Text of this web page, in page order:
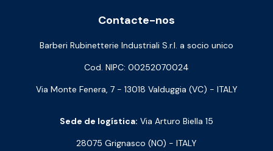
Contacte-nos
Barberi Rubinetterie Industriali S.r.l. a socio unico
Cod. NIPC: 00252070024
Via Monte Fenera, 7 - 13018 Valduggia (VC) - ITALY
Sede de logística: Via Arturo Biella 15
28075 Grignasco (NO) - ITALY